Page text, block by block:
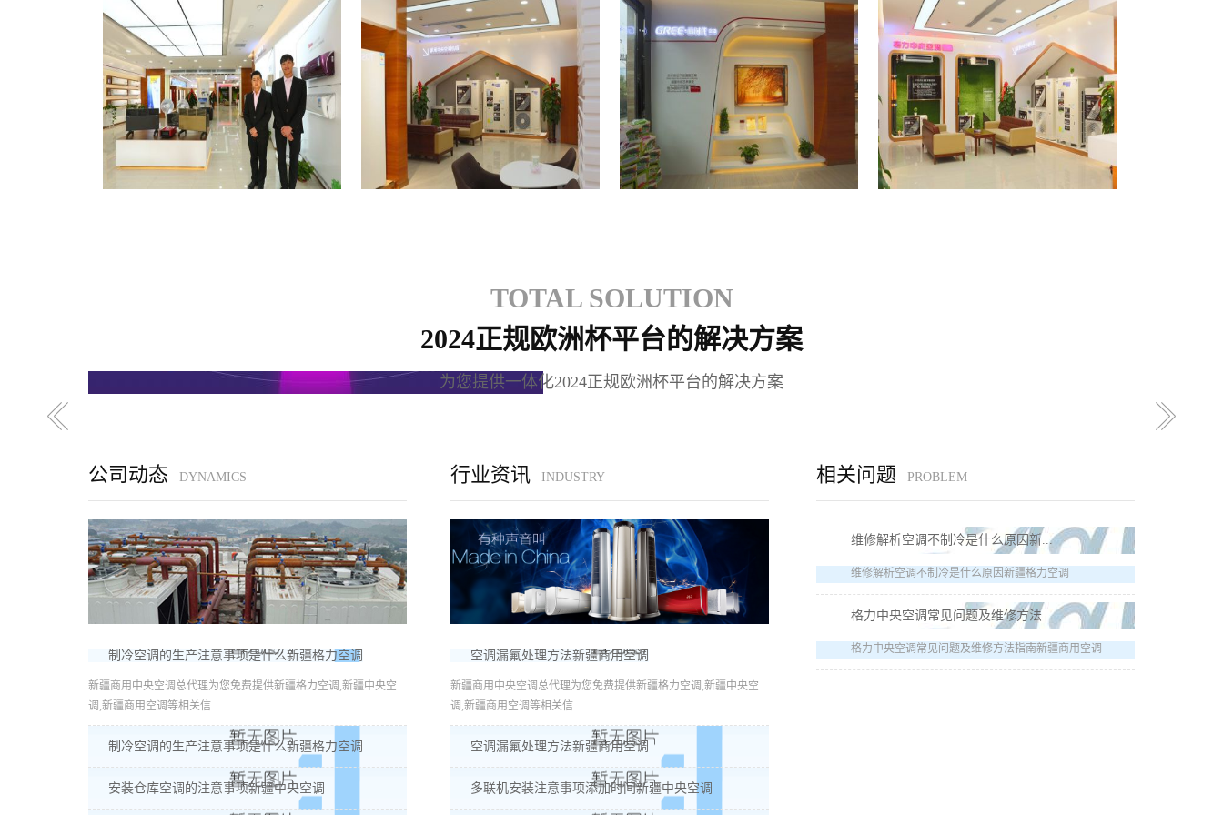
TOTAL SOLUTION
2024正规欧洲杯平台的解决方案
为您提供一体化2024正规欧洲杯平台的解决方案
公司动态 DYNAMICS
制冷空调的生产注意事项是什么新疆格力空调
新疆商用中央空调总代理为您免费提供新疆格力空调,新疆中央空
调,新疆商用空调等相关信...
制冷空调的生产注意事项是什么新疆格力空调
安装仓库空调的注意事项新疆中央空调
行业资讯 INDUSTRY
空调漏氟处理方法新疆商用空调
新疆商用中央空调总代理为您免费提供新疆格力空调,新疆中央空
调,新疆商用空调等相关信...
空调漏氟处理方法新疆商用空调
多联机安装注意事项添加时间新疆中央空调
相关问题 PROBLEM
维修解析空调不制冷是什么原因新...
维修解析空调不制冷是什么原因新疆格力空调
格力中央空调常见问题及维修方法...
格力中央空调常见问题及维修方法指南新疆商用空调